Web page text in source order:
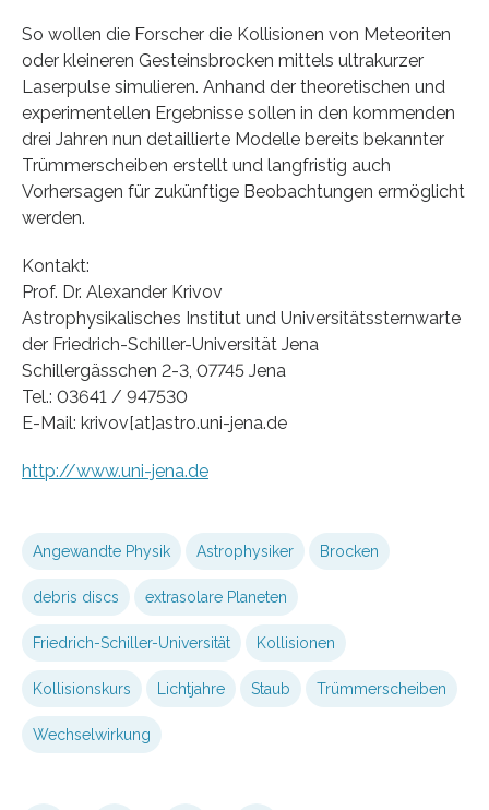
So wollen die Forscher die Kollisionen von Meteoriten
oder kleineren Gesteinsbrocken mittels ultrakurzer
Laserpulse simulieren. Anhand der theoretischen und
experimentellen Ergebnisse sollen in den kommenden
drei Jahren nun detaillierte Modelle bereits bekannter
Trümmerscheiben erstellt und langfristig auch
Vorhersagen für zukünftige Beobachtungen ermöglicht
werden.
Kontakt:
Prof. Dr. Alexander Krivov
Astrophysikalisches Institut und Universitätssternwarte
der Friedrich-Schiller-Universität Jena
Schillergässchen 2-3, 07745 Jena
Tel.: 03641 / 947530
E-Mail: krivov[at]astro.uni-jena.de
http://www.uni-jena.de
Angewandte Physik Astrophysiker Brocken
debris discs extrasolare Planeten
Friedrich-Schiller-Universität Kollisionen
Kollisionskurs Lichtjahre Staub Trümmerscheiben
Wechselwirkung